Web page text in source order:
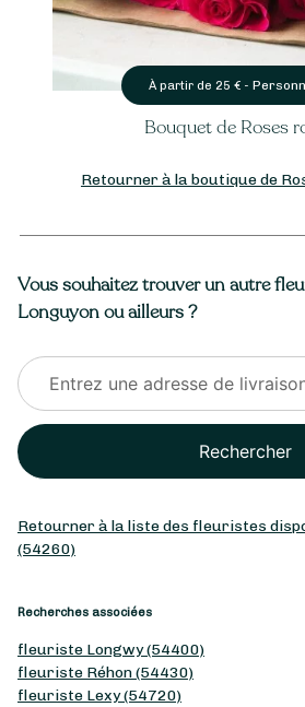
25 € -Personnaliser
Bouquet de Roses rouges
Retourner à la boutique de
Vous souhaitez trouver un autre
Longuyon ou ailleurs ?
Rechercher
Retourner à la liste des fleuristes
(54260)
Recherches associées
fleuriste Longwy (54400)
fleuriste Réhon (54430)
fleuriste Lexy (54720)